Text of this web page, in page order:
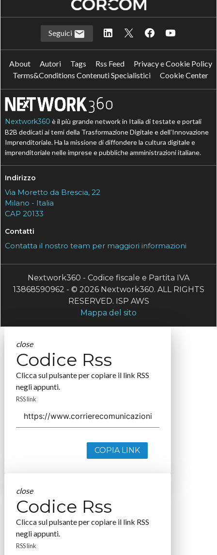
Seguici
About Autori Tags Rss Feed
Privacy e Cookie Policy
Terms&Conditions Contenuti Specialistici
Cookie Center
Nextwork360 è il più grande network in Italia di testate e portali
B2B dedicati ai temi della Trasformazione Digitale e dell’Innovazione
Imprenditoriale. Ha la missione di diffondere la cultura digitale e
imprenditoriale nelle imprese e pubbliche amministrazioni italiane.
Indirizzo
Via Moretto da Brescia, 22
Milano - Italia
CAP 20133
Contatti
Contatta il nostro team per maggiori informazioni
Nextwork360 - Codice fiscale e Partita IVA
13868590962 - © 2026 Nextwork360. ALL RIGHTS
RESERVED. ISP AWS
Mappa del sito
close
Codice Rss
Clicca sul pulsante per copiare il link RSS
negli appunti.
RSS link
COPIA LINK
close
Codice Rss
Clicca sul pulsante per copiare il link RSS
negli appunti.
RSS link